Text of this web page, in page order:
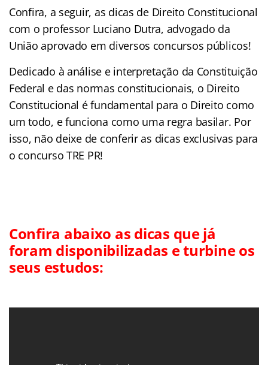
Confira, a seguir, as dicas de Direito Constitucional
com o professor Luciano Dutra, advogado da
União aprovado em diversos concursos públicos!
Dedicado à análise e interpretação da Constituição
Federal e das normas constitucionais, o Direito
Constitucional é fundamental para o Direito como
um todo, e funciona como uma regra basilar. Por
isso, não deixe de conferir as dicas exclusivas para
o concurso TRE PR!
Confira abaixo as dicas que já
foram disponibilizadas e turbine os
seus estudos: